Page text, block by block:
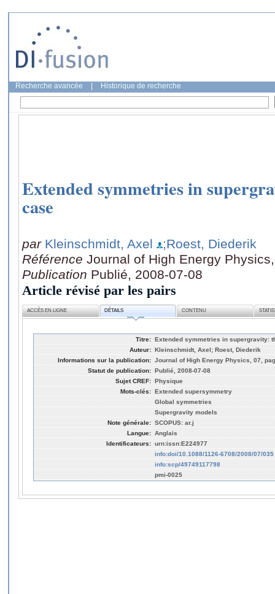
Recherche avancée Historique de recherche
Extended symmetries in
case
par Kleinschmidt, Axel
;Roest, Diederik
Référence Journal of High Energy
Publication Publié, 2008-07-08
Article révisé par les pairs
ACCÈS EN LIGNE DÉTAILS CONTENU
Titre: Extended symmetries in supergravity:
Auteur: Kleinschmidt, Axel; Roest, Diederik
Informations sur la publication: Journal of High Energy Physics, 07,
Statut de publication: Publié, 2008-07-08
Sujet CREF: Physique
Mots-clés: Extended supersymmetry
Global symmetries
Supergravity models
Note générale: SCOPUS: ar.j
Langue: Anglais
Identificateurs: urn:issn:E224977
info:doi/10.1088/1126-6708/2008/07/035
info:scp/49749117798
pmi-0025